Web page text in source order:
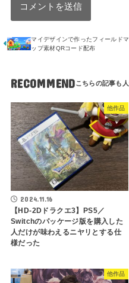
マイデザインで作ったフィールドマ
ップ素材QRコード配布
RECOMMEND
他作品
2024.11.16
【HD-2Dドラクエ3】PS5／
Switchのパッケージ版を購入した
人だけが味わえるニヤリとする仕
様だった
他作品